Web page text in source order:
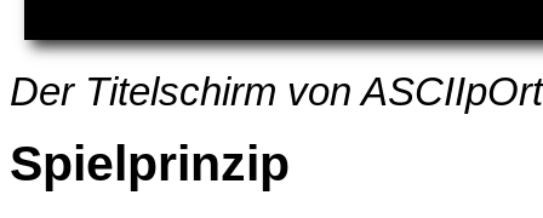
Der Titelschirm von
Spielprinzip